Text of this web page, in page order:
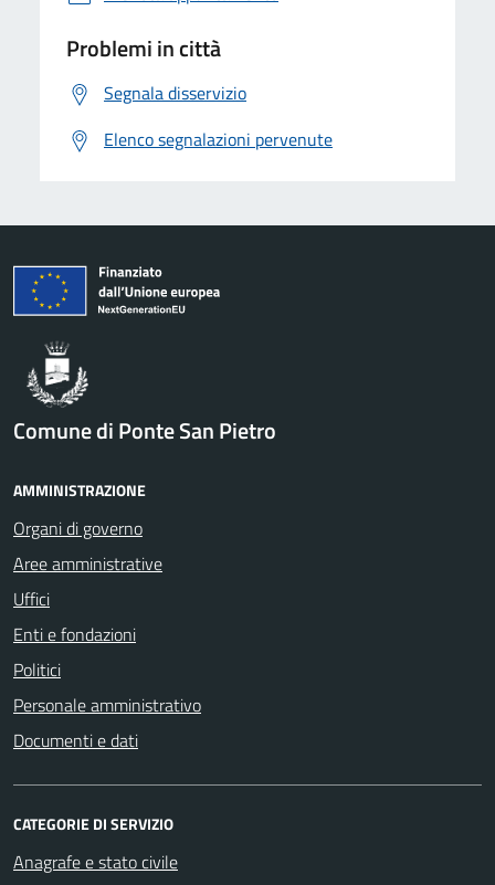
Problemi in città
Segnala disservizio
Elenco segnalazioni pervenute
Comune di Ponte San Pietro
AMMINISTRAZIONE
Organi di governo
Aree amministrative
Uffici
Enti e fondazioni
Politici
Personale amministrativo
Documenti e dati
CATEGORIE DI SERVIZIO
Anagrafe e stato civile